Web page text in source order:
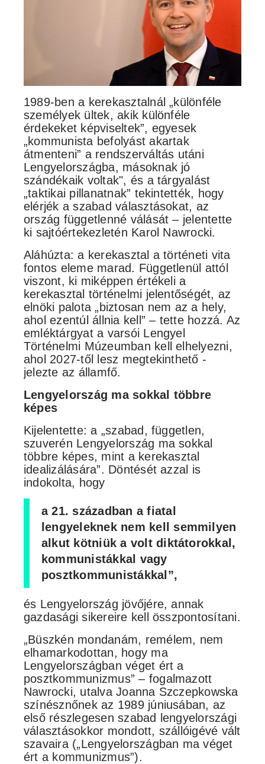
1989-ben a kerekasztalnál „különféle
személyek ültek, akik különféle
érdekeket képviseltek”, egyesek
„kommunista befolyást akartak
átmenteni” a rendszerváltás utáni
Lengyelországba, másoknak jó
szándékaik voltak", és a tárgyalást
„taktikai pillanatnak” tekintették, hogy
elérjék a szabad választásokat, az
ország függetlenné válását – jelentette
ki sajtóértekezletén Karol Nawrocki.
Aláhúzta: a kerekasztal a történeti vita
fontos eleme marad. Függetlenül attól
viszont, ki miképpen értékeli a
kerekasztal történelmi jelentőségét, az
elnöki palota „biztosan nem az a hely,
ahol ezentúl állnia kell” – tette hozzá. Az
emléktárgyat a varsói Lengyel
Történelmi Múzeumban kell elhelyezni,
ahol 2027-től lesz megtekinthető -
jelezte az államfő.
Lengyelország ma sokkal többre
képes
Kijelentette: a „szabad, független,
szuverén Lengyelország ma sokkal
többre képes, mint a kerekasztal
idealizálására”. Döntését azzal is
indokolta, hogy
a 21. században a fiatal
lengyeleknek nem kell semmilyen
alkut kötniük a volt diktátorokkal,
kommunistákkal vagy
posztkommunistákkal”,
és Lengyelország jövőjére, annak
gazdasági sikereire kell összpontosítani.
„Büszkén mondanám, remélem, nem
elhamarkodottan, hogy ma
Lengyelországban véget ért a
posztkommunizmus” – fogalmazott
Nawrocki, utalva Joanna Szczepkowska
színésznőnek az 1989 júniusában, az
első részlegesen szabad lengyelországi
választásokkor mondott, szállóigévé vált
szavaira („Lengyelországban ma véget
ért a kommunizmus”).